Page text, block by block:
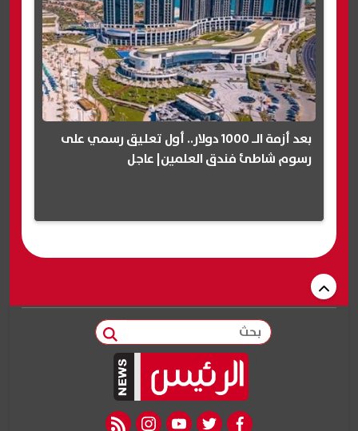
بعد أزمة الـ 1000 دولار.. أول تعليق رسمي على
رسوم شاطئ فندق العلمين| عاجل
بحث